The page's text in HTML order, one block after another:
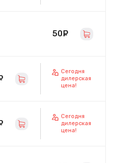
50 руб.
руб.
Сегодня
дилерская
цена!
руб.
Сегодня
дилерская
цена!